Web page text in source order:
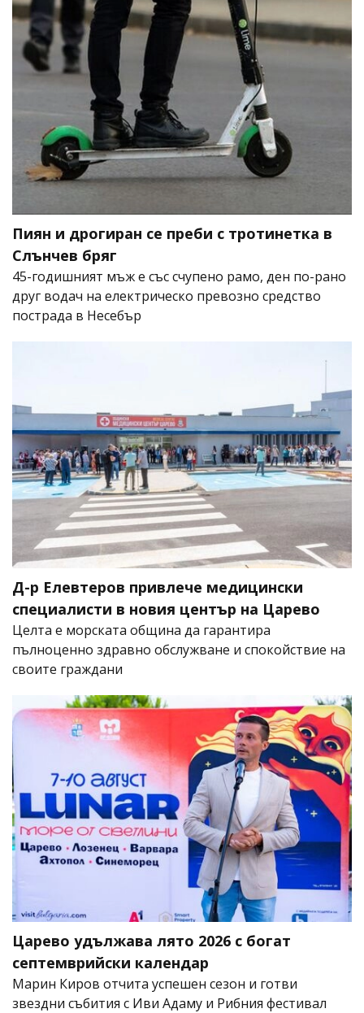
Пиян и дрогиран се преби с тротинетка в
Слънчев бряг
45-годишният мъж е със счупено рамо, ден по-рано
друг водач на електрическо превозно средство
пострада в Несебър
Д-р Елевтеров привлече медицински
специалисти в новия център на Царево
Целта е морската община да гарантира
пълноценно здравно обслужване и спокойствие на
своите граждани
Царево удължава лято 2026 с богат
септемврийски календар
Марин Киров отчита успешен сезон и готви
звездни събития с Иви Адаму и Рибния фестивал